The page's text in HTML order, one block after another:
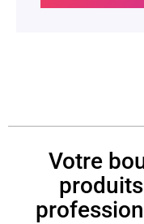
Votre
produits